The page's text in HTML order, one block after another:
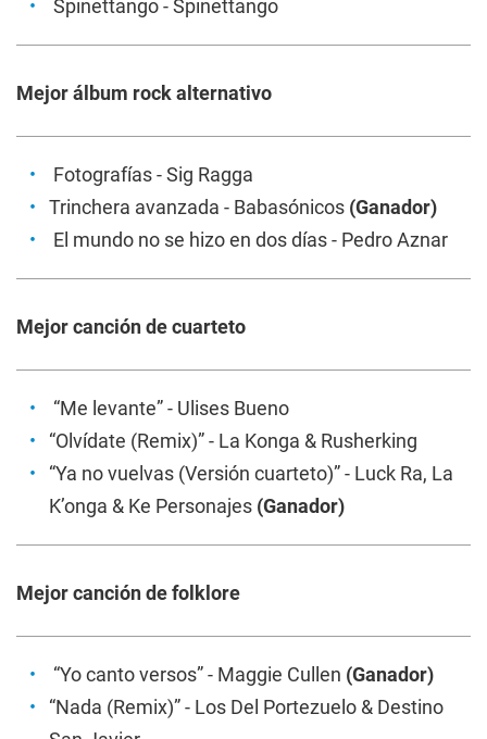
Spinettango- Spinettango
Mejor álbum rock alternativo
Fotografías- Sig Ragga
Trinchera avanzada - Babasónicos (Ganador)
El mundo no se hizo en dos días- Pedro Aznar
Mejor canción de cuarteto
“Me levante” - Ulises Bueno
“Olvídate (Remix)” - La Konga & Rusherking
“Ya no vuelvas (Versión cuarteto)” - Luck Ra, La
K’onga & Ke Personajes (Ganador)
Mejor canción de folklore
“Yo canto versos” - Maggie Cullen (Ganador)
“Nada (Remix)” - Los Del Portezuelo & Destino